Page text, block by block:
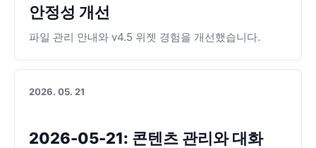
안정성 개선
파일 관리 안내와 v4.5 위젯 경험을 개선했습니다.
2026. 05. 21
2026-05-21: 콘텐츠 관리와 대화